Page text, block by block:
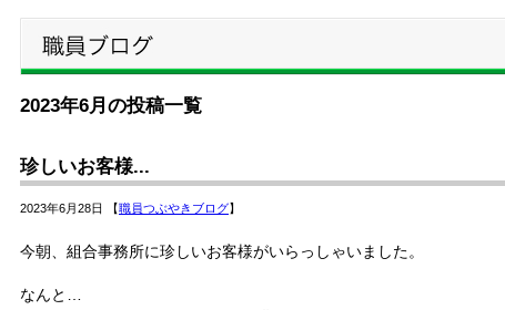
2023年6月の投稿一覧
珍しいお客様...
2023年6月28日 【職員つぶやきブログ】
今朝、組合事務所に珍しいお客様がいらっしゃいました。
なんと…